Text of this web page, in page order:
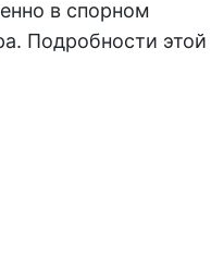
в спорном
Подробности этой